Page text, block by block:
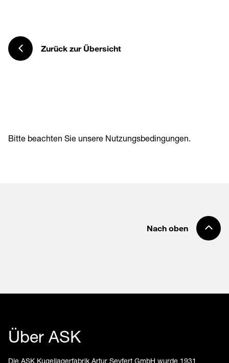
Zurück zur Übersicht
Bitte beachten Sie unsere Nutzungsbedingungen.
Nach oben
Über ASK
Die ASK Kugellagerfabrik Artur Seyfert GmbH wurde 1931